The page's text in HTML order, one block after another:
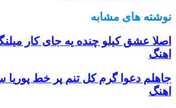
نوشته های مشابه
اصلا عشق کیلو چنده یه جای کار
اهنگ
جاهلم دعوا گرم کل تنم پر خط پوریا
اهنگ